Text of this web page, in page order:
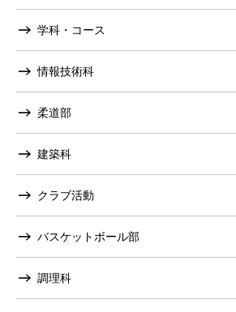
学科・コース
情報技術科
柔道部
建築科
クラブ活動
バスケットボール部
調理科